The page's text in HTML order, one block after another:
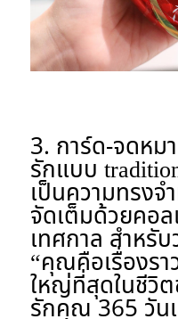
3. การ์ด-จดหม
รักแบบ
เป็นความทรง
จัดเต็มด้วยคอ
เทศกาล สำหรั
“คุณคือเรื่องร
ใหญ่ที่สุดในชีวิ
รักคุณ 365 วัน